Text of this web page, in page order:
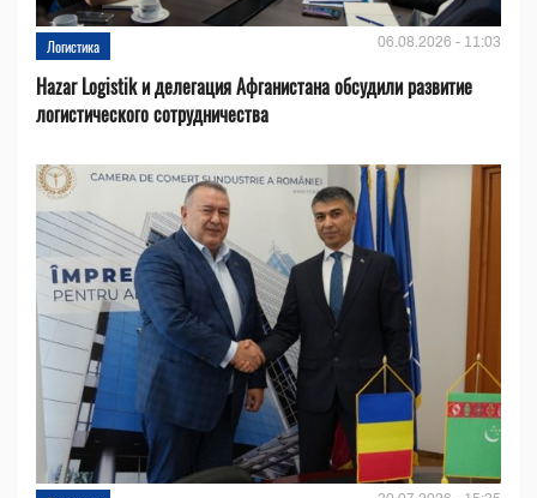
Логистика 06.08.2026 - 11:03
Hazar Logistik и делегация Афганистана обсудили развитие
логистического сотрудничества